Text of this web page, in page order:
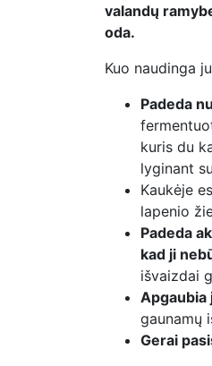
valandų
oda.
Kuo naudinga
Padeda
kuris du
lyginant
Kaukėje
lapenio
Padeda
kad ji
išvaizdai
Apgaubia
gaunamų
Gerai